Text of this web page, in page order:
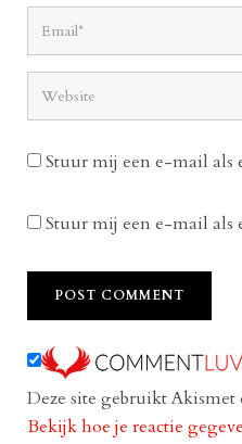
Stuur mij een e-mail als
Stuur mij een e-mail als
Deze site gebruikt
Bekijk hoe je reactie